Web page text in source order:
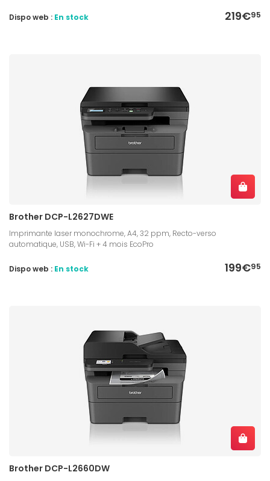
219€95
Dispo web : En stock
Brother DCP-L2627DWE
Imprimante laser monochrome, A4, 32 ppm, Recto-verso
automatique, USB, Wi-Fi + 4 mois EcoPro
199€95
Dispo web : En stock
Brother DCP-L2660DW